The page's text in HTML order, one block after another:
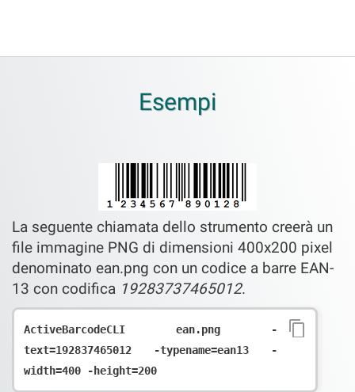
Esempi
La seguente chiamata dello strumento creerà un
file immagine PNG di dimensioni 400x200 pixel
denominato ean.png con un codice a barre EAN-
13 con codifica 19283737465012.
ActiveBarcodeCLI ean.png -
text=192837465012 -typename=ean13 -